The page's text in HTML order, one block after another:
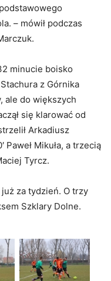
– mówił podczas
minucie boisko
z Górnika
ale do większych
się klarować od
Arkadiusz
Paweł Mikuła, a trzecią
Tyrcz.
za tydzień. O trzy
Szklary Dolne.